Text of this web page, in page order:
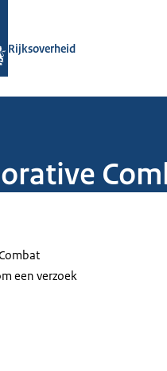
Rijksoverheid
een verzoek